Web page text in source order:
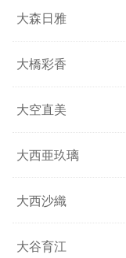
大森日雅
大橋彩香
大空直美
大西亜玖璃
大西沙織
大谷育江